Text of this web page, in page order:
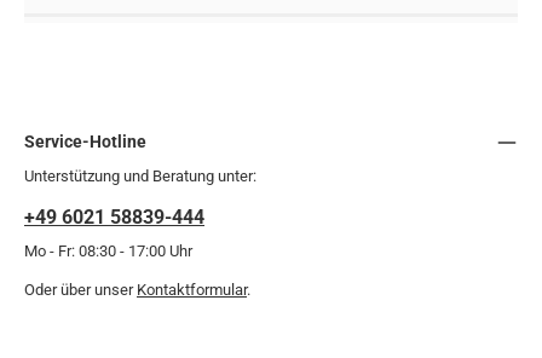
Service-Hotline
Unterstützung und Beratung unter:
+49 6021 58839-444
Mo - Fr: 08:30 - 17:00 Uhr
Oder über unser Kontaktformular.